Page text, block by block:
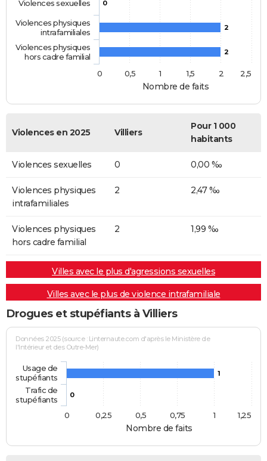
Nombre de faits
0
2
2
Violences sexuelles
Violences physiques
intrafamiliales
Violences physiques
hors cadre familial
0
0,5 1 1,5 2 2,5
Violences en 2025 Villiers
Pour 1 000
habitants
Violences sexuelles 0 0,00 ‰
Violences physiques
intrafamiliales
2 2,47 ‰
Violences physiques
hors cadre familial
2 1,99 ‰
Villes avec le plus d'agressions sexuelles
Villes avec le plus de violence intrafamiliale
Drogues et stupéfiants à Villiers
Nombre de faits
Données 2025 (source : Linternaute.com d'après le Ministère de
l'Intérieur et des Outre-Mer)
1
0
Usage de
stupéfiants
Trafic de
stupéfiants
0
1
0,25 0,5 0,75 1,25